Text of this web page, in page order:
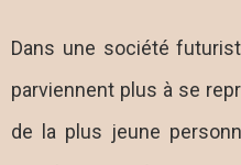
Dans une société
parviennent plus à se
de la plus jeune